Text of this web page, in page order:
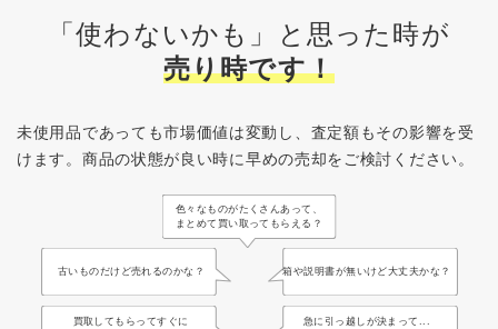
「使わないかも」と思った時が
売り時です！
未使用品であっても市場価値は変動し、査定額もその影響を受
けます。 商品の状態が良い時に早めの売却をご検討ください。
色々なものがたくさんあって、
まとめて買い取ってもらえる？
古いものだけど売れるのかな？ 箱や説明書が無いけど大丈夫かな？
買取してもらってすぐに
急に引っ越しが決まって...